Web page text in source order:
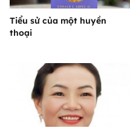
Tiểu sử của một huyền
thoại